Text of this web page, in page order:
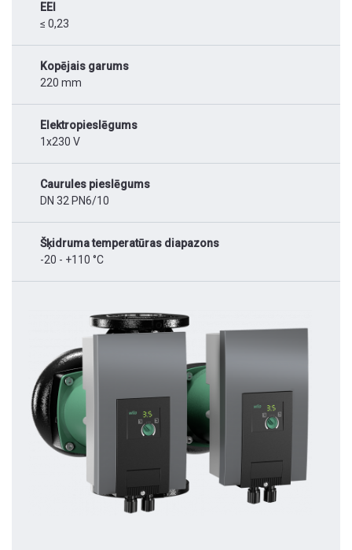
EEI
≤ 0,23
Kopējais garums
220 mm
Elektropieslēgums
1x230 V
Caurules pieslēgums
DN 32 PN6/10
Šķidruma temperatūras diapazons
-20 - +110 °C